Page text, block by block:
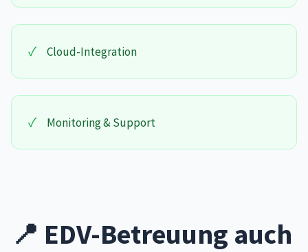
✓ Cloud-Integration
✓ Monitoring & Support
📍 EDV-Betreuung auch